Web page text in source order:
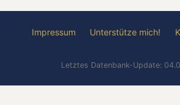
Impressum Unterstütze mich!
Letztes Datenbank-Update: